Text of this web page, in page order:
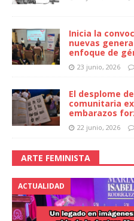
Inicia la
nuevas
enfoque de
23 junio, 2026
El desplome
comunitaria
embarazos
22 junio, 2026
ARTE FEMINISTA
ACTUALIDAD